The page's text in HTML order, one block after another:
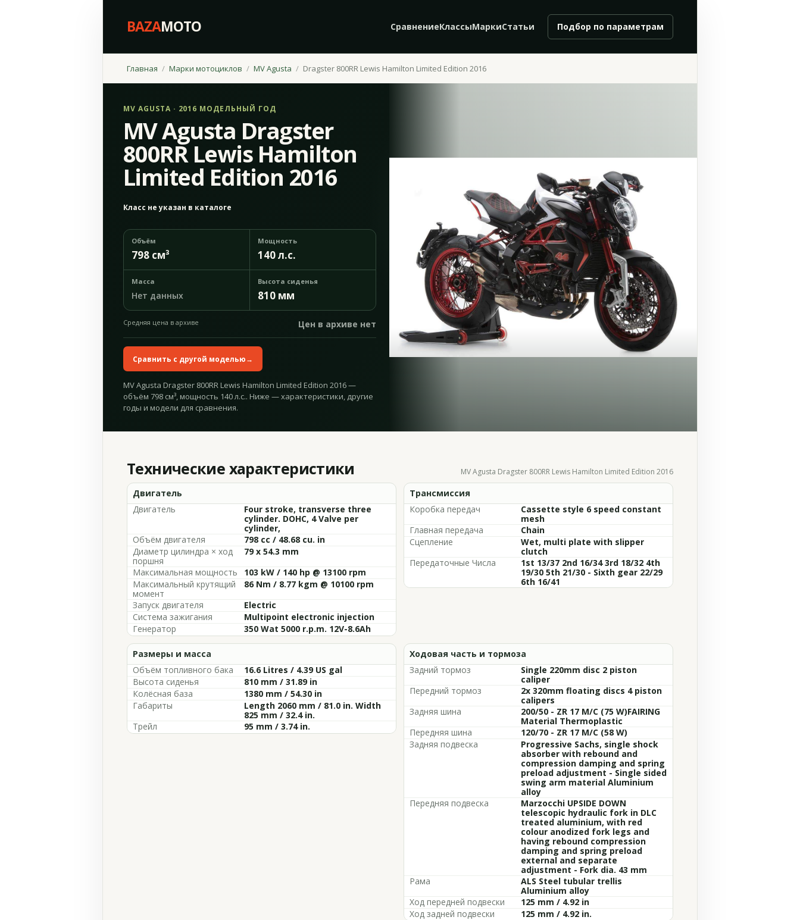
BAZAMOTO СравнениеКлассыМаркиСтатьи Подбор по параметрам
Главная Марки мотоциклов MV Agusta Dragster 800RR Lewis Hamilton Limited Edition 2016
MV AGUSTA · 2016 МОДЕЛЬНЫЙ ГОД
MV Agusta Dragster
800RR Lewis Hamilton
Limited Edition 2016
Класс не указан в каталоге
Объём
798 см³
Мощность
140 л.с.
Масса
Нет данных
Высота сиденья
810 мм
Средняя цена в архиве Цен в архиве нет
Сравнить с другой моделью→
MV Agusta Dragster 800RR Lewis Hamilton Limited Edition 2016 —
объём 798 см³, мощность 140 л.с.. Ниже — характеристики, другие
годы и модели для сравнения.
Технические характеристики MV Agusta Dragster 800RR Lewis Hamilton Limited Edition 2016
Двигатель
Двигатель
Four stroke, transverse three
cylinder. DOHC, 4 Valve per
cylinder,
Объём двигателя
798 cc / 48.68 cu. in
Диаметр цилиндра × ход
поршня
79 x 54.3 mm
Максимальная мощность
103 kW / 140 hp @ 13100 rpm
Максимальный крутящий
момент
86 Nm / 8.77 kgm @ 10100 rpm
Запуск двигателя
Electric
Система зажигания
Multipoint electronic injection
Генератор
350 Wat 5000 r.p.m. 12V-8.6Ah
Трансмиссия
Коробка передач
Cassette style 6 speed constant
mesh
Главная передача
Chain
Сцепление
Wet, multi plate with slipper
clutch
Передаточные Числа
1st 13/37 2nd 16/34 3rd 18/32 4th
19/30 5th 21/30 - Sixth gear 22/29
6th 16/41
Размеры и масса
Объём топливного бака
16.6 Litres / 4.39 US gal
Высота сиденья
810 mm / 31.89 in
Колёсная база
1380 mm / 54.30 in
Габариты
Length 2060 mm / 81.0 in. Width
825 mm / 32.4 in.
Трейл
95 mm / 3.74 in.
Ходовая часть и тормоза
Задний тормоз
Single 220mm disc 2 piston
caliper
Передний тормоз
2x 320mm floating discs 4 piston
calipers
Задняя шина
200/50 - ZR 17 M/C (75 W)FAIRING
Material Thermoplastic
Передняя шина
120/70 - ZR 17 M/C (58 W)
Задняя подвеска
Progressive Sachs, single shock
absorber with rebound and
compression damping and spring
preload adjustment - Single sided
swing arm material Aluminium
alloy
Передняя подвеска
Marzocchi UPSIDE DOWN
telescopic hydraulic fork in DLC
treated aluminium, with red
colour anodized fork legs and
having rebound compression
damping and spring preload
external and separate
adjustment - Fork dia. 43 mm
Рама
ALS Steel tubular trellis
Aluminium alloy
Ход передней подвески
125 mm / 4.92 in
Ход задней подвески
125 mm / 4.92 in.